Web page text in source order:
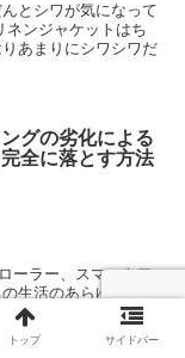
とシワが気になって
ンジャケットはち
あまりにシワシワだ
グの劣化による
全に落とす方法
ーラー、スマートフ
生活のあらゆるとこ
ています。 ただラ
トップ サイドバー